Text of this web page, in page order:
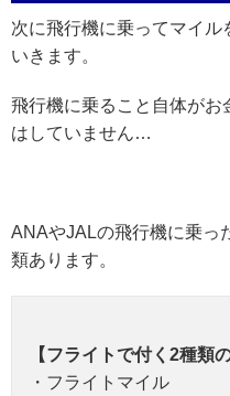
次に飛行機に乗ってマイル
いきます。
飛行機に乗ること自体がお
はしていません…
ANAやJALの飛行機に乗っ
類あります。
【フライトで付く2種類
・フライトマイル